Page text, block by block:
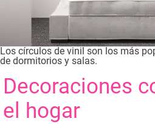
Los círculos de vinil son los más
de dormitorios y salas.
Decoraciones
el hogar